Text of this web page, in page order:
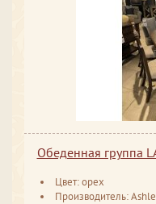
Обеденная группа
Цвет: орех
Производитель: